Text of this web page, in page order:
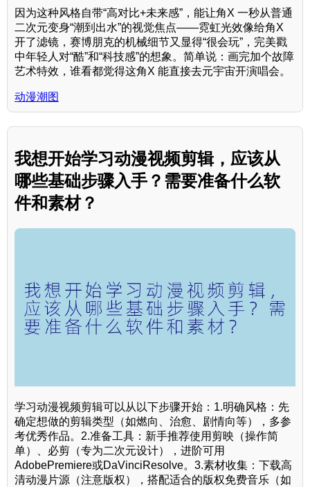
因为这种风格自带“高对比+未来感”，能让角X 一秒从普通
二次元变身“潮到出水”的视觉焦点——霓虹光效像给角X
开了滤镜，赛博朋克的机械细节又显得“很会玩”，完美戳
中年轻人对“酷”和“科技感”的想象。简单说：画完加个故障
艺术特效，谁看都觉得这角X 能直接去元宇宙开演唱会。
动漫潮图
我想开始学习动漫视频剪辑，应该从
哪些基础步骤入手？需要准备什么软
件和素材？
学习动漫视频剪辑可以从以下步骤开始：1.明确风格：先
确定想做的剪辑类型（如燃向、治愈、剧情向等），多参
考优秀作品。2.准备工具：新手推荐使用剪映（操作简
单）、必剪（专为二次元设计），进阶可用
AdobePremiere或DaVinciResolve。3.素材收集：下载高
清动漫片源（注意版权），搭配适合的版权免费音乐（如